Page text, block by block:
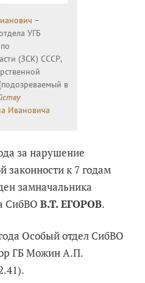
–
УГБ
(ЗСК) СССР,
в
Ивановича
за нарушение
законности к 7 годам
замначальника
СибВОB.T. ЕГОРОВ.
Особый отдел СибВО
ГБ Можин А.П.